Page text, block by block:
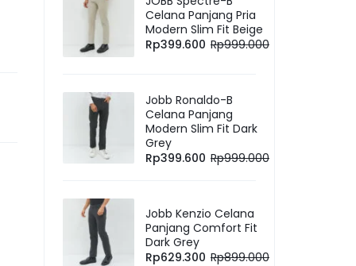
Celana Panjang Pria
Modern Slim Fit Beige
Rp399.600 Rp999.000
Jobb Ronaldo-B
Celana Panjang
Modern Slim Fit Dark
Grey
Rp399.600 Rp999.000
Jobb Kenzio Celana
Panjang Comfort Fit
Dark Grey
Rp629.300 Rp899.000